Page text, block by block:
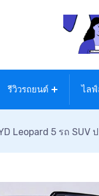
รีวิวรถยนต์ ไล
Leopard 5 รถ